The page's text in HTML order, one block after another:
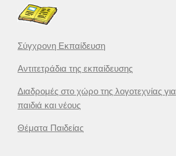
Σύγχρονη Εκπαίδευση
Αντιτετράδια της εκπαίδευσης
Διαδρομές στο χώρο της λογοτεχνίας για
παιδιά και νέους
Θέματα Παιδείας